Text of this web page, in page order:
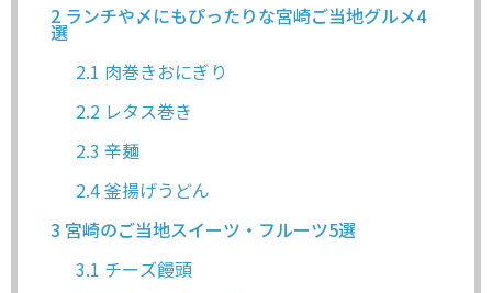
2 ランチや〆にもぴったりな宮崎ご当地グルメ4
選
2.1 肉巻きおにぎり
2.2 レタス巻き
2.3 辛麺
2.4釜揚げうどん
3 宮崎のご当地スイーツ・フルーツ5選
3.1 チーズ饅頭